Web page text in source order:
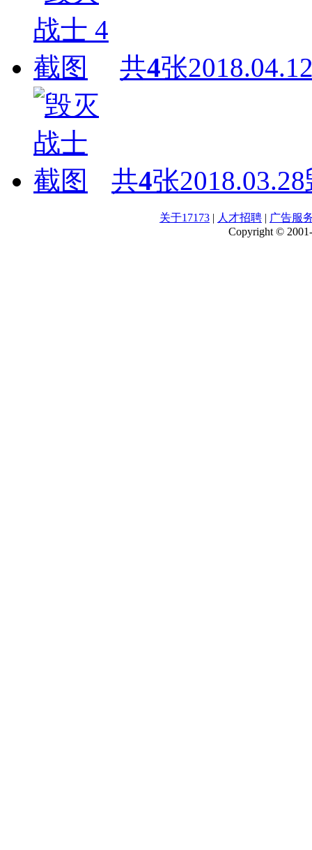
共4张
共4张2018.03.28
关于17173 | 人才招聘 | 广告服
Copyright ©